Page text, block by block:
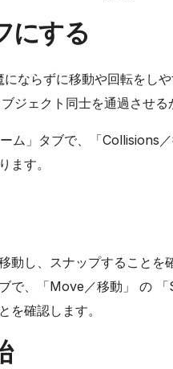
にする
ならずに移動や回転をし
ジェクト同士を通過させる
ーム」タブで、「Collisions
ます。
動し、スナップすること
で、「Move／移動」 の
を確認します。